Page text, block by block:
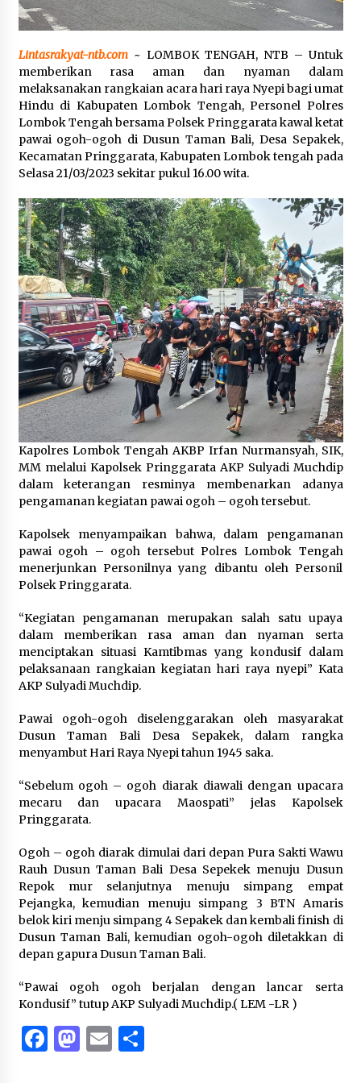
Pelarian terduga Otak Curanmor di Kecamatan
Kempo
3 minggu ago
Tim Opsnal Polsek Kempo Amankan salah satu
Terduga Curanmor yang sempat jadi DPO
selama Sepekan
3 minggu ago
Tim Opsnal Polsek Kempo Amankan salah satu
selama Sepekan
3 minggu ago
Sekjen GTKN Desak Revisi PermenPANRB
Nomor 9 Tahun 2026, Soroti Ketidakpastian
Nasib PPPK Paruh Waktu di Tengah
Keterbatasan Fiskal Daerah
4 minggu ago
Polsek Pekat Kawal Aksi Petani Tebu Secara
Humanis, Dialog dengan PT SMS Hasilkan
Kesepakatan Awal Demi Menjaga Harkamtibmas
1 bulan ago
SATRESNARKOBA POLRES DOMPU AMANKAN
TERDUGA PELAKU NARKOTIKA DI KECAMATAN
KEMPO, BELASAN PAKET DIDUGA SABU DISITA
1 bulan ago
Lintasrakyat-ntb.com~ LOMBOK TENGAH, NTB – Untuk
memberikan rasa aman dan nyaman dalam
melaksanakan rangkaian acara hari raya Nyepi bagi umat
Hindu di Kabupaten Lombok Tengah, Personel Polres
Lombok Tengah bersama Polsek Pringgarata kawal ketat
pawai ogoh-ogoh di Dusun Taman Bali, Desa Sepakek,
Kecamatan Pringgarata, Kabupaten Lombok tengah pada
Selasa 21/03/2023 sekitar pukul 16.00 wita.
Kapolres Lombok Tengah AKBP Irfan Nurmansyah, SIK,
MM melalui Kapolsek Pringgarata AKP Sulyadi Muchdip
dalam keterangan resminya membenarkan adanya
pengamanan kegiatan pawai ogoh – ogoh tersebut.
Kapolsek menyampaikan bahwa, dalam pengamanan
pawai ogoh – ogoh tersebut Polres Lombok Tengah
menerjunkan Personilnya yang dibantu oleh Personil
Polsek Pringgarata.
“Kegiatan pengamanan merupakan salah satu upaya
dalam memberikan rasa aman dan nyaman serta
menciptakan situasi Kamtibmas yang kondusif dalam
pelaksanaan rangkaian kegiatan hari raya nyepi” Kata
AKP Sulyadi Muchdip.
Pawai ogoh-ogoh diselenggarakan oleh masyarakat
Dusun Taman Bali Desa Sepakek, dalam rangka
menyambut Hari Raya Nyepi tahun 1945 saka.
“Sebelum ogoh – ogoh diarak diawali dengan upacara
mecaru dan upacara Maospati” jelas Kapolsek
Pringgarata.
Ogoh – ogoh diarak dimulai dari depan Pura Sakti Wawu
Rauh Dusun Taman Bali Desa Sepekek menuju Dusun
Repok mur selanjutnya menuju simpang empat
Pejangka, kemudian menuju simpang 3 BTN Amaris
belok kiri menju simpang 4 Sepakek dan kembali finish di
Dusun Taman Bali, kemudian ogoh-ogoh diletakkan di
depan gapura Dusun Taman Bali.
“Pawai ogoh ogoh berjalan dengan lancar serta
Kondusif” tutup AKP Sulyadi Muchdip.( LEM -LR )
Facebook
Mastodon
EmailShare